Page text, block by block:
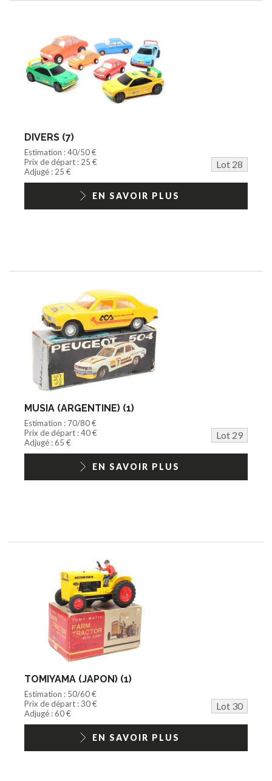
DIVERS (7)
Estimation : 40/50 €
Prix de départ : 25 €
Lot 28
Adjugé : 25 €
EN SAVOIR PLUS
MUSIA (ARGENTINE) (1)
Estimation : 70/80 €
Prix de départ : 40 €
Lot 29
Adjugé : 65 €
EN SAVOIR PLUS
TOMIYAMA (JAPON) (1)
Estimation : 50/60 €
Prix de départ : 30 €
Lot 30
Adjugé : 60 €
EN SAVOIR PLUS